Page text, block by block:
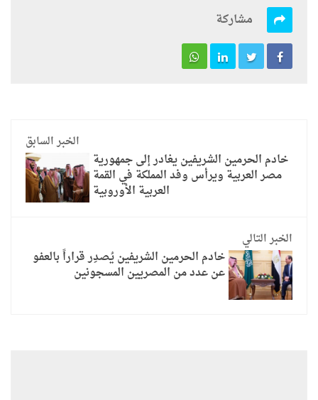
مشاركة
الخبر السابق
خادم الحرمين الشريفين يغادر إلى جمهورية
مصر العربية ويرأس وفد المملكة في القمة
العربية الأوروبية
الخبر التالي
خادم الحرمين الشريفين يُصدِر قراراً بالعفو
عن عدد من المصريين المسجونين